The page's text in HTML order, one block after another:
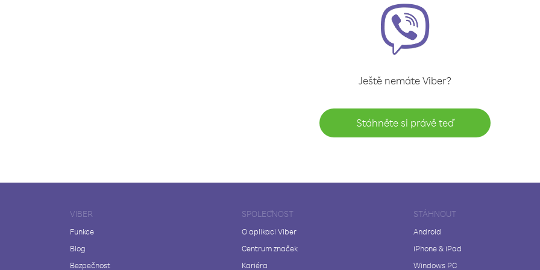
Ještě nemáte Viber?
Stáhněte si právě teď
VIBER
Funkce
Blog
Bezpečnost
SPOLEČNOST
O aplikaci Viber
Centrum značek
Kariéra
STÁHNOUT
Android
iPhone & iPad
Windows PC